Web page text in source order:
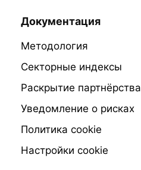
Документация
Методология
Секторные индексы
Раскрытие партнёрства
Уведомление о рисках
Политика cookie
Настройки cookie